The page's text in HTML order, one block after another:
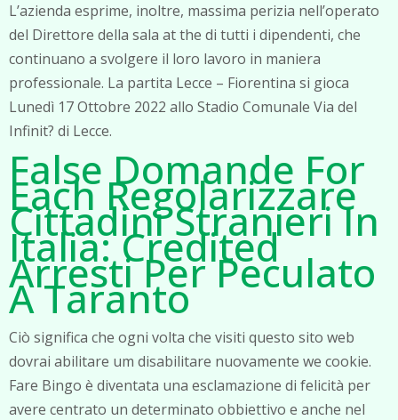
L’azienda esprime, inoltre, massima perizia nell’operato
del Direttore della sala at the di tutti i dipendenti, che
continuano a svolgere il loro lavoro in maniera
professionale. La partita Lecce – Fiorentina si gioca
Lunedì 17 Ottobre 2022 allo Stadio Comunale Via del
Infinit? di Lecce.
False Domande For
Each Regolarizzare
Cittadini Stranieri In
Italia: Credited
Arresti Per Peculato
A Taranto
Ciò significa che ogni volta che visiti questo sito web
dovrai abilitare um disabilitare nuovamente we cookie.
Fare Bingo è diventata una esclamazione di felicità per
avere centrato un determinato obbiettivo e anche nel